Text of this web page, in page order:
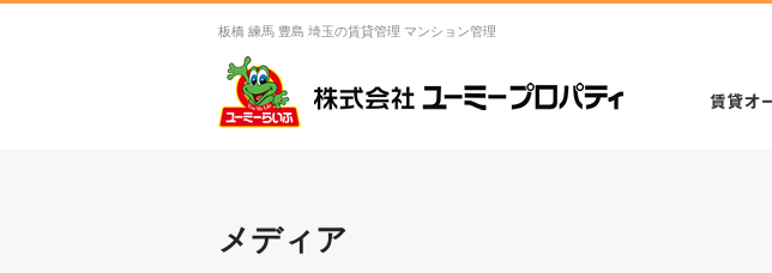
板橋 練馬 豊島 埼玉の賃貸管理 マンション管理
メディア